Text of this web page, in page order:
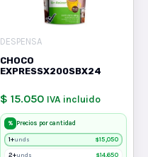
DESPENSA
CHOCO
EXPRESSX200SBX24
$ 15.050 IVA incluido
% Precios por cantidad
1+unds $15,050
2+unds $14,650